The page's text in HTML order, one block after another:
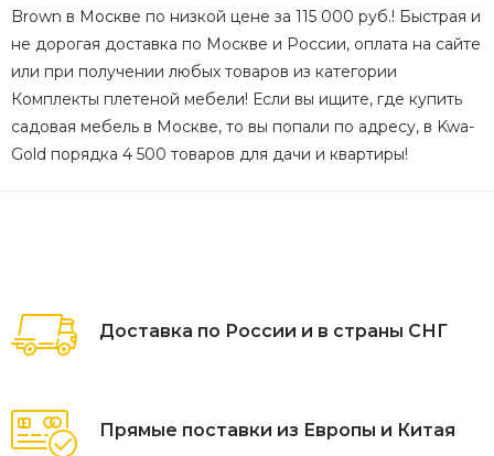
Brown в Москве по низкой цене за 115 000 руб.! Быстрая и
не дорогая доставка по Москве и России, оплата на сайте
или при получении любых товаров из категории
Комплекты плетеной мебели! Если вы ищите, где купить
садовая мебель в Москве, то вы попали по адресу, в Kwa-
Gold порядка 4 500 товаров для дачи и квартиры!
Доставка по России и в страны СНГ
Прямые поставки из Европы и Китая